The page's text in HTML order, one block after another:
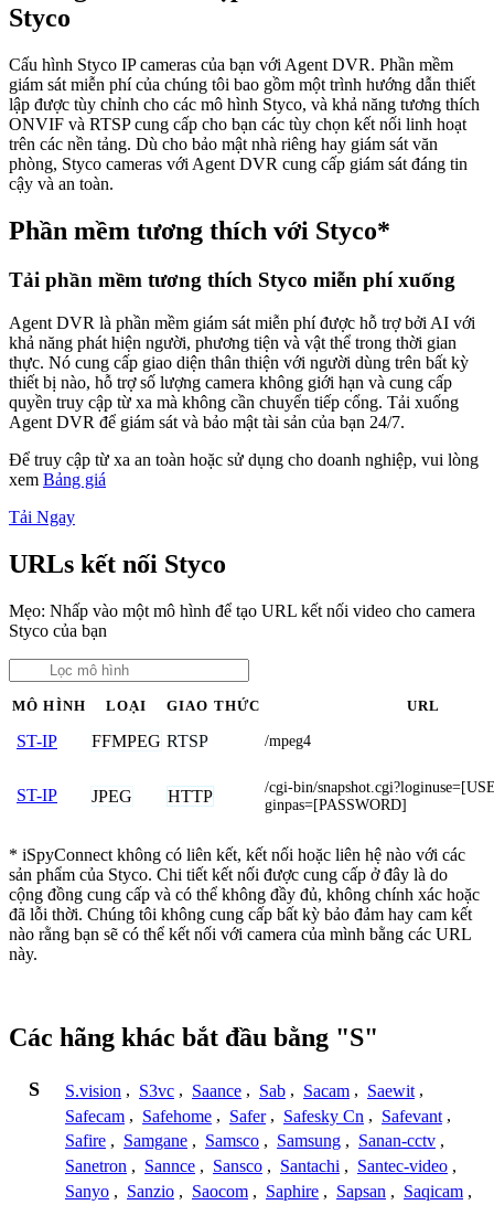
Styco
Cấu hình Styco IP cameras của bạn với Agent DVR. Phần mềm
giám sát miễn phí của chúng tôi bao gồm một trình hướng dẫn thiết
lập được tùy chỉnh cho các mô hình Styco, và khả năng tương thích
ONVIF và RTSP cung cấp cho bạn các tùy chọn kết nối linh hoạt
trên các nền tảng. Dù cho bảo mật nhà riêng hay giám sát văn
phòng, Styco cameras với Agent DVR cung cấp giám sát đáng tin
cậy và an toàn.
Phần mềm tương thích với Styco*
Tải phần mềm tương thích Styco miễn phí xuống
Agent DVR là phần mềm giám sát miễn phí được hỗ trợ bởi AI với
khả năng phát hiện người, phương tiện và vật thể trong thời gian
thực. Nó cung cấp giao diện thân thiện với người dùng trên bất kỳ
thiết bị nào, hỗ trợ số lượng camera không giới hạn và cung cấp
quyền truy cập từ xa mà không cần chuyển tiếp cổng. Tải xuống
Agent DVR để giám sát và bảo mật tài sản của bạn 24/7.
Để truy cập từ xa an toàn hoặc sử dụng cho doanh nghiệp, vui lòng
xem Bảng giá
Tải Ngay
URLs kết nối Styco
Mẹo: Nhấp vào một mô hình để tạo URL kết nối video cho camera
Styco của bạn
MÔ HÌNH LOẠI GIAO THỨC URL
ST-IP FFMPEG RTSP /mpeg4
ST-IP JPEG HTTP
/cgi-bin/
ginpas=[PASSWORD]
* iSpyConnect không có liên kết, kết nối hoặc liên hệ nào với các
sản phẩm của Styco. Chi tiết kết nối được cung cấp ở đây là do
cộng đồng cung cấp và có thể không đầy đủ, không chính xác hoặc
đã lỗi thời. Chúng tôi không cung cấp bất kỳ bảo đảm hay cam kết
nào rằng bạn sẽ có thể kết nối với camera của mình bằng các URL
này.
Các hãng khác bắt đầu bằng "S"
S S.vision , S3vc , Saance , Sab , Sacam , Saewit ,
Safecam , Safehome , Safer , Safesky Cn , Safevant ,
Safire , Samgane , Samsco , Samsung , Sanan-cctv ,
Sanetron , Sannce , Sansco , Santachi , Santec-video ,
Sanyo , Sanzio , Saocom , Saphire , Sapsan , Saqicam ,